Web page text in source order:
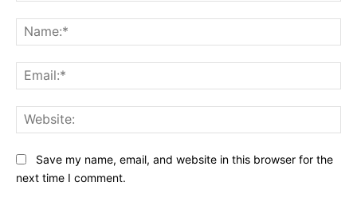
Save my name, email, and website in this browser for the
next time I comment.